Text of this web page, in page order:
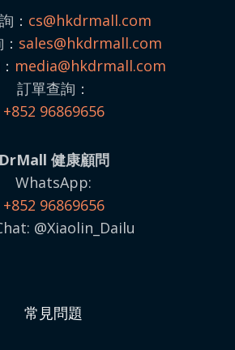
： cs@hkdrmall.com
sales@hkdrmall.com
media@hkdrmall.com
訂單查詢：
+852 96869656
DrMall 健康顧問
WhatsApp:
+852 96869656
@Xiaolin_Dailu
常見問題